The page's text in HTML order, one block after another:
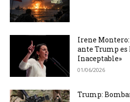
Irene Montero:
ante Trump
Inaceptable»
01/06/2026
Trump: